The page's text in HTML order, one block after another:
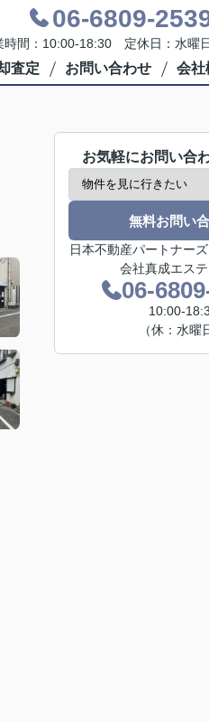
06-6809-
時間：10:00-18:30 定休日：水曜
査定 お問い合わせ 会社
お気軽にお問い合
無料お問い
日本不動産パートナ
会社真成エス
06-
10:00-
（休：水曜